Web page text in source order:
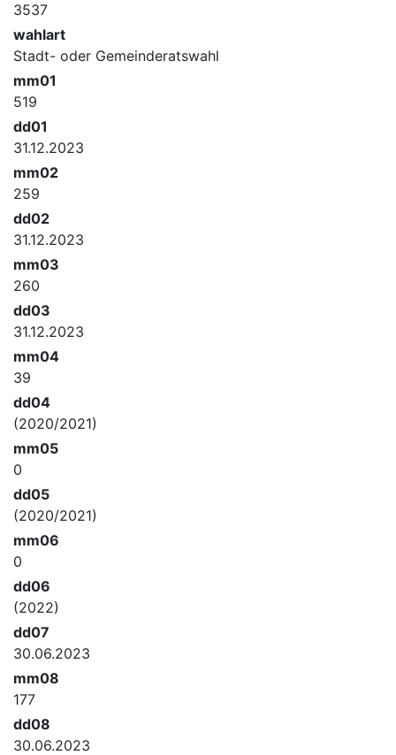
3537
wahlart
Stadt- oder Gemeinderatswahl
mm01
519
dd01
31.12.2023
mm02
259
dd02
31.12.2023
mm03
260
dd03
31.12.2023
mm04
39
dd04
(2020/2021)
mm05
0
dd05
(2020/2021)
mm06
0
dd06
(2022)
dd07
30.06.2023
mm08
177
dd08
30.06.2023